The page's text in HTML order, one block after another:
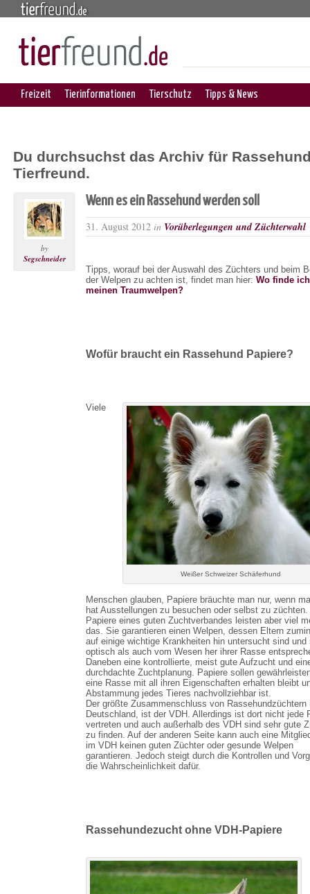
Freizeit Tierinformationen Tierschutz Tipps & News
Du durchsuchst das Archiv für
Tierfreund.
by
Segschneider
Wenn es ein Rassehund werden soll
31. August 2012 in Vorüberlegungen und Züchterwahl
Tipps, worauf bei der Auswahl des Züchters und beim
der Welpen zu achten ist, findet man hier: Wo finde ich
meinen Traumwelpen?
Wofür braucht ein Rassehund Papiere?
Weißer Schweizer Schäferhund
Viele
Menschen glauben, Papiere bräuchte man nur, wenn
hat Ausstellungen zu besuchen oder selbst zu züchten.
Papiere eines guten Zuchtverbandes leisten aber viel
das. Sie garantieren einen Welpen, dessen Eltern
auf einige wichtige Krankheiten hin untersucht sind und
optisch als auch vom Wesen her ihrer Rasse
Daneben eine kontrollierte, meist gute Aufzucht und
durchdachte Zuchtplanung. Papiere sollen
eine Rasse mit all ihren Eigenschaften erhalten bleibt
Abstammung jedes Tieres nachvollziehbar ist.
Der größte Zusammenschluss von Rassehundzüchtern
Deutschland, ist der VDH. Allerdings ist dort nicht jede
vertreten und auch außerhalb des VDH sind sehr gute
zu finden. Auf der anderen Seite kann auch eine
im VDH keinen guten Züchter oder gesunde Welpen
garantieren. Jedoch steigt durch die Kontrollen und
die Wahrscheinlichkeit dafür.
Rassehundezucht ohne VDH-Papiere